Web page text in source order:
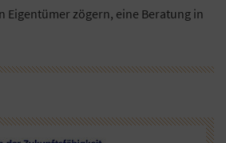
Eigentümer zögern, eine Beratung in